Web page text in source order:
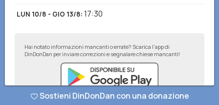
LUN 10/8 - GIO 13/8: 17:30
Hai notato informazioni mancanti o errate? Scarica l'app di
DinDonDan per inviare correzioni e segnalare chiese mancanti!
Sostieni DinDonDan con una donazione